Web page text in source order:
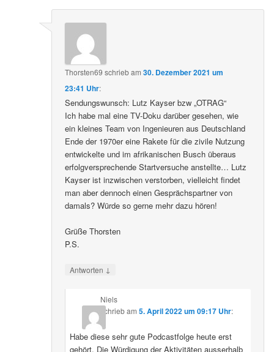
Thorsten69 schriebam30. Dezember 2021 um
23:41 Uhr:
Sendungswunsch: Lutz Kayser bzw „OTRAG“
Ich habe mal eine TV-Doku darüber gesehen, wie
ein kleines Team von Ingenieuren aus Deutschland
Ende der 1970er eine Rakete für die zivile Nutzung
entwickelte und im afrikanischen Busch überaus
erfolgversprechende Startversuche anstellte… Lutz
Kayser ist inzwischen verstorben, vielleicht findet
man aber dennoch einen Gesprächspartner von
damals? Würde so gerne mehr dazu hören!
Grüße Thorsten
P.S.
Antworten ↓
Niels
schriebam 5. April 2022 um 09:17 Uhr:
Habe diese sehr gute Podcastfolge heute erst
gehört. Die Würdigung der Aktivitäten ausserhalb